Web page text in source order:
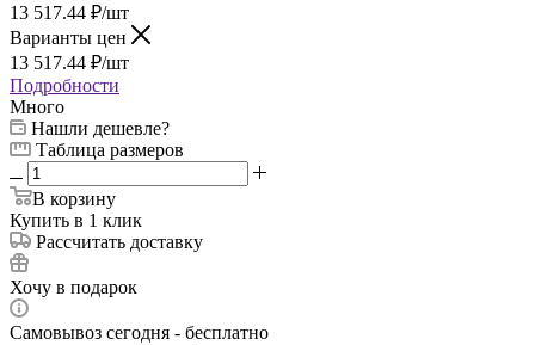
13 517.44 ₽/шт
Варианты цен
13 517.44 ₽/шт
Подробности
Много
Нашли дешевле?
Таблица размеров
В корзину
Купить в 1 клик
Рассчитать доставку
Хочу в подарок
Самовывоз сегодня - бесплатно